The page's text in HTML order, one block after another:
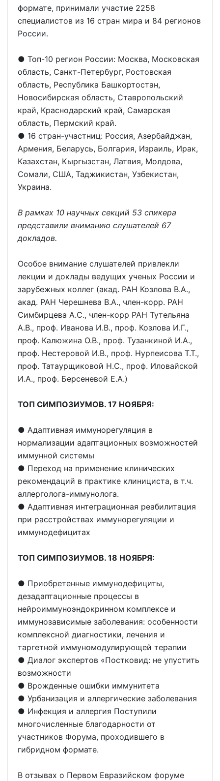
формате, принимали участие 2258
специалистов из 16 стран мира и 84 регионов
России.
● Топ-10 регион России: Москва, Московская
область, Санкт-Петербург, Ростовская
область, Республика Башкортостан,
Новосибирская область, Ставропольский
край, Краснодарский край, Самарская
область, Пермский край.
● 16 стран-участниц: Россия, Азербайджан,
Армения, Беларусь, Болгария, Израиль, Ирак,
Казахстан, Кыргызстан, Латвия, Молдова,
Сомали, США, Таджикистан, Узбекистан,
Украина.
В рамках 10 научных секций 53 спикера
представили вниманию слушателей 67
докладов.
Особое внимание слушателей привлекли
лекции и доклады ведущих ученых России и
зарубежных коллег (акад. РАН Козлова В.А.,
акад. РАН Черешнева В.А., член-корр. РАН
Симбирцева А.С., член-корр РАН Тутельяна
А.В., проф. Иванова И.В., проф. Козлова И.Г.,
проф. Калюжина О.В., проф. Тузанкиной И.А.,
проф. Нестеровой И.В., проф. Нурпеисова Т.Т.,
проф. Татаурщиковой Н.С., проф. Иловайской
И.А., проф. Берсеневой Е.А.)
ТОП СИМПОЗИУМОВ. 17 НОЯБРЯ:
● Адаптивная иммунорегуляция в
нормализации адаптационных возможностей
иммунной системы
● Переход на применение клинических
рекомендаций в практике клинициста, в т.ч.
аллерголога-иммунолога.
● Адаптивная интеграционная реабилитация
при расстройствах иммунорегуляции и
иммунодефицитах
ТОП СИМПОЗИУМОВ. 18 НОЯБРЯ:
● Приобретенные иммунодефициты,
дезадаптационные процессы в
нейроиммуноэндокринном комплексе и
иммунозависимые заболевания: особенности
комплексной диагностики, лечения и
таргетной иммуномодулирующей терапии
● Диалог экспертов «Постковид: не упустить
возможности
● Врожденные ошибки иммунитета
● Урбанизация и аллергические заболевания
● Инфекция и аллергия Поступили
многочисленные благодарности от
участников Форума, проходившего в
гибридном формате.
В отзывах о Первом Евразийском форуме